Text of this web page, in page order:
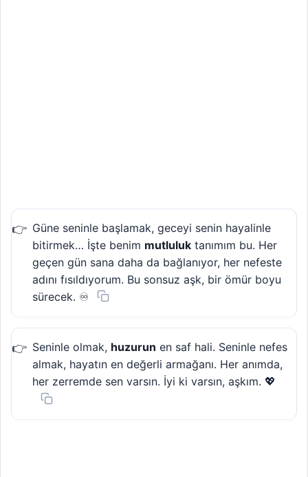
Güne seninle başlamak, geceyi senin hayalinle
bitirmek… İşte benim mutluluk tanımım bu. Her
geçen gün sana daha da bağlanıyor, her nefeste
adını fısıldıyorum. Bu sonsuz aşk, bir ömür boyu
sürecek. ♾️
Seninle olmak, huzurun en saf hali. Seninle nefes
almak, hayatın en değerli armağanı. Her anımda,
her zerremde sen varsın. İyi ki varsın, aşkım. 💖